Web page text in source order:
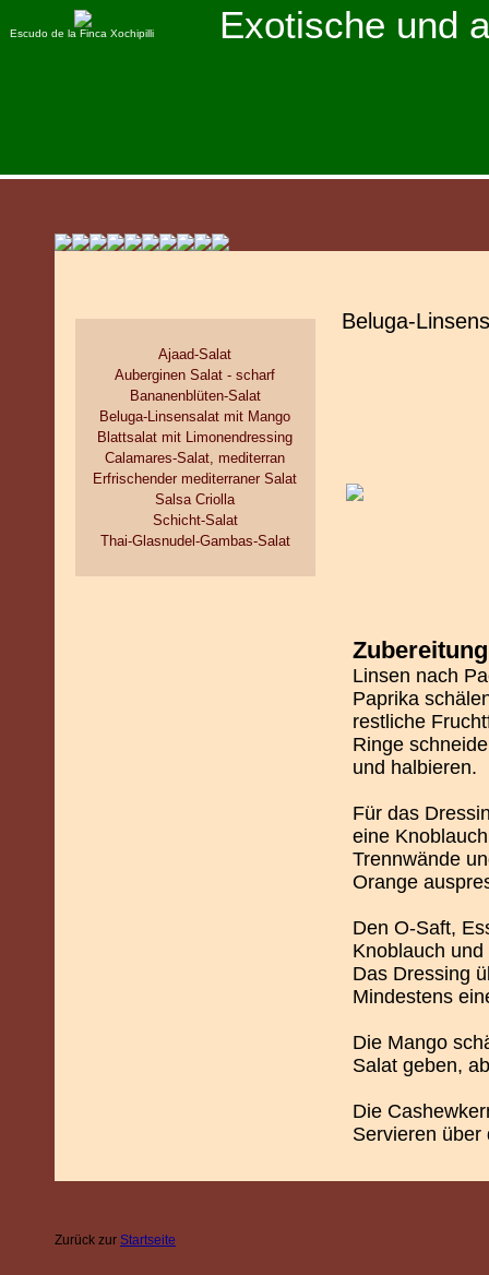
Escudo de la Finca Xochipilli Exotische und
Ajaad-Salat
Auberginen Salat - scharf
Bananenblüten-Salat
Beluga-Linsensalat mit Mango
Blattsalat mit Limonendressing
Calamares-Salat, mediterran
Erfrischender mediterraner Salat
Salsa Criolla
Schicht-Salat
Thai-Glasnudel-Gambas-Salat
Beluga-
Linsen nach
Paprika
restliche
Ringe
und halbieren.
Für das
eine
Trennwände
Orange
Den O-Saft,
Knoblauch
Das Dressing
Mindestens
Die Mango
Salat geben,
Die
Servieren über
Zurück zur Startseite